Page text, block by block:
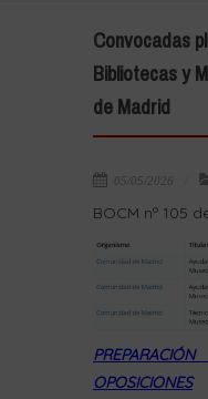
Convocadas
Bibliotecas y
de Madrid
05/05/2026
BOCM nº 105
OPOSICIONES